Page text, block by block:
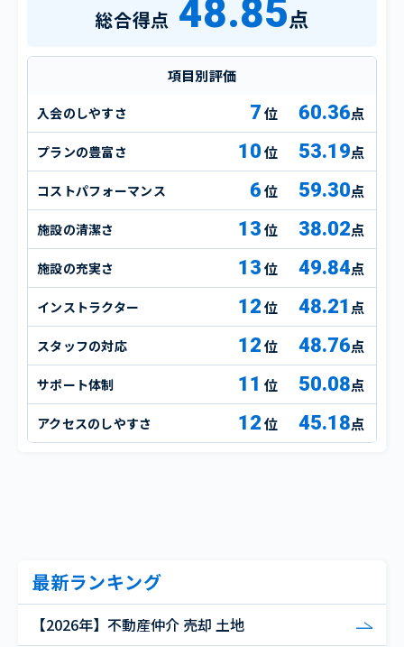
総合得点 48.85点
項目別評価
入会のしやすさ 7 60.36点
プランの豊富さ 10 53.19点
コストパフォーマンス 6 59.30点
施設の清潔さ 13 38.02点
施設の充実さ 13 49.84点
インストラクター 12 48.21 点
スタッフの対応 12 48.76点
サポート体制 11 50.08点
アクセスのしやすさ 12 45.18点
最新ランキング
【2026年】不動産仲介 売却 土地